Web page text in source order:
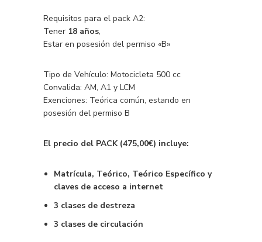
Requisitos para el pack A2:
Tener 18 años,
Estar en posesión del permiso «B»
Tipo de Vehículo: Motocicleta 500 cc
Convalida: AM, A1 y LCM
Exenciones: Teórica común, estando en
posesión del permiso B
El precio del PACK (475,00€) incluye:
Matrícula, Teórico, Teórico Específico y
claves de acceso a internet
3 clases de destreza
3 clases de circulación